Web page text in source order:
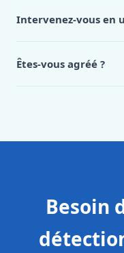
Zonnegem, appelez le
Intervenez-vous en
Êtes-vous agréé ?
Besoin